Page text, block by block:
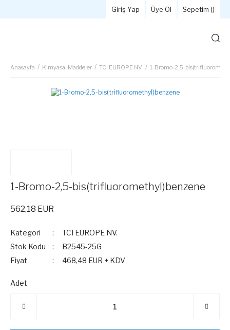
Giriş Yap Üye Ol Sepetim ()
Anasayfa Kimyasal Maddeler TCI EUROPE NV. 1-Bromo-2,5-
1-Bromo-2,5-bis(trifluoromethyl)benzene
562,18 EUR
Kategori
TCI EUROPE NV.
Stok Kodu
B2545-25G
Fiyat
468,48 EUR + KDV
Adet